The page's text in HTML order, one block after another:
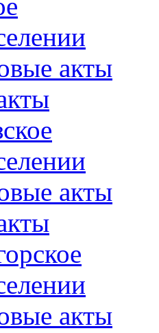
акты
акты
акты